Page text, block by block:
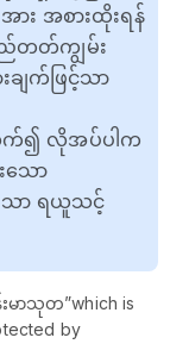
ား အစားထိုးရန်
တတ်ကျွမ်း
ချက်ဖြင့်သာ
သက်၍ လိုအပ်ပါက
ော
သာ ရယူသင့်
မာသုတ”which is
by